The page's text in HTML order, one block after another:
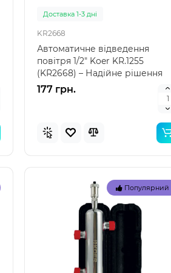
Топ
Доставка 1-3 дні
KR2668
Автоматичне відведення
повітря 1/2" Koer KR.1255
(KR2668) – Надійне рішення
для систем опалення Від..
177 грн.
Популярний